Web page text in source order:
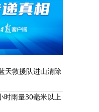
天救援队进山清除
时雨量30毫米以上